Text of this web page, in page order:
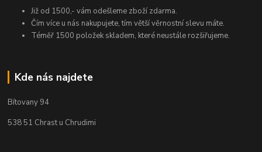
Již od 1500,- vám odešleme zboží zdarma.
Čím více u nás nakupujete, tím větší věrnostní slevu máte.
Téměř 1500 položek skladem, které neustále rozšiřujeme.
Kde nás najdete
Bítovany 94
538 51 Chrast u Chrudimi